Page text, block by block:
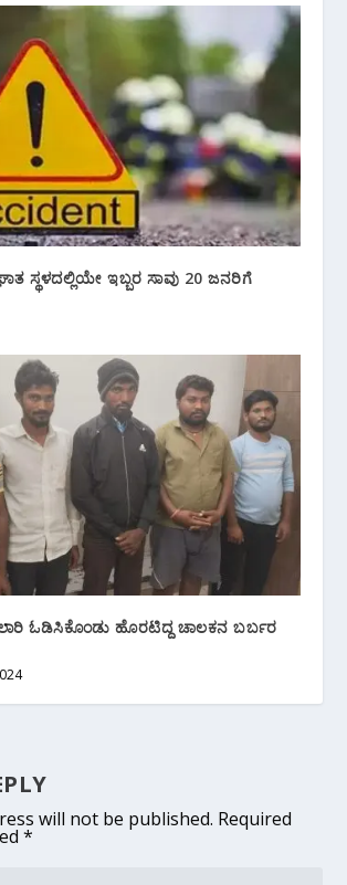
ಸ್ಥಳದಲ್ಲಿಯೇ ಇಬ್ಬರ ಸಾವು 20 ಜನರಿಗೆ
ಓಡಿಸಿಕೊಂಡು ಹೊರಟಿದ್ದ ಚಾಲಕನ ಬರ್ಬರ
will not be published. Required
*